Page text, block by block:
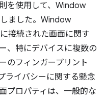
を使用して、Window
ました。Window
接続された画面に関す
、特にデバイスに複数の
のフィンガープリント
ライバシーに関する懸念
プロパティは、一般的な